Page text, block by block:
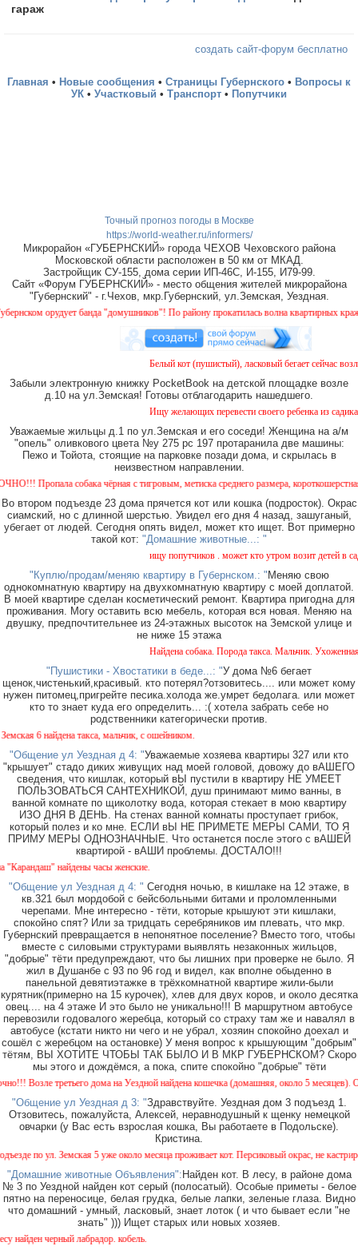
гараж
создать сайт-форум бесплатно
Главная • Новые сообщения • Страницы Губернского • Вопросы к
УК • Участковый • Транспорт • Попутчики
Точный прогноз погоды в Москве
https://world-weather.ru/informers/
Микрорайон «ГУБЕРНСКИЙ» города ЧЕХОВ Чеховского района
Московской области расположен в 50 км от МКАД.
Застройщик СУ-155, дома серии ИП-46С, И-155, И79-99.
Сайт «Форум ГУБЕРНСКИЙ» - место общения жителей микрорайона
"Губернский" - г.Чехов, мкр.Губернский, ул.Земская, Уездная.
орудует банда "домушников"! По району прокатилась волна квартирных краж,
Белый кот (пушистый), ласковый бегает сейчас
Забыли электронную книжку PocketBook на детской площадке возле
д.10 на ул.Земская! Готовы отблагодарить нашедшего.
Ищу желающих перевести своего ребенка из
Уважаемые жильцы д.1 по ул.Земская и его соседи! Женщина на а/м
"опель" оливкового цвета №у 275 рс 197 протаранила две машины:
Пежо и Тойота, стоящие на парковке позади дома, и скрылась в
неизвестном направлении.
собака чёрная с тигровым, метиска среднего размера, короткошерстная.
Во втором подъезде 23 дома прячется кот или кошка (подросток). Окрас
сиамский, но с длинной шерстью. Увидел его дня 4 назад, зашуганый,
убегает от людей. Сегодня опять видел, может кто ищет. Вот примерно
такой кот: "Домашние животные...: "
ищу попутчиков . может кто утром возит детей в
"Куплю/продам/меняю квартиру в Губернском.: " Меняю свою
однокомнатную квартиру на двухкомнатную квартиру с моей доплатой.
В моей квартире сделан косметический ремонт. Квартира пригодна для
проживания. Могу оставить всю мебель, которая вся новая. Меняю на
двушку, предпочтительнее из 24-этажных высоток на Земской улице и
не ниже 15 этажа
Найдена собака. Порода такса. Мальчик. Ухоженная
"Пушистики - Хвостатики в беде...: "У дома №6 бегает
щенок,чистенький,красивый. кто потерял?отзовитесь.... или может кому
нужен питомец,пригрейте песика.холода же.умрет бедолага. или может
кто то знает куда его определить... :( хотела забрать себе но
родственники категорически против.
6 найдена такса, мальчик, с ошейником.
"Общение ул Уездная д 4: "Уважаемые хозяева квартиры 327 или кто
"крышует" стадо диких живущих над моей головой, довожу до вАШЕГО
сведения, что кишлак, который вЫ пустили в квартиру НЕ УМЕЕТ
ПОЛЬЗОВАТЬСЯ САНТЕХНИКОЙ, душ принимают мимо ванны, в
ванной комнате по щиколотку вода, которая стекает в мою квартиру
ИЗО ДНЯ В ДЕНЬ. На стенах ванной комнаты проступает грибок,
который полез и ко мне. ЕСЛИ вЫ НЕ ПРИМЕТЕ МЕРЫ САМИ, ТО Я
ПРИМУ МЕРЫ ОДНОЗНАЧНЫЕ. Что останется после этого с вАШЕЙ
квартирой - вАШИ проблемы. ДОСТАЛО!!!
найдены часы женские.
"Общение ул Уездная д 4: " Сегодня ночью, в кишлаке на 12 этаже, в
кв.321 был мордобой с бейсбольными битами и проломленными
черепами. Мне интересно - тёти, которые крышуют эти кишлаки,
спокойно спят? Или за тридцать серебряников им плевать, что мкр.
Губернский превращается в непонятное поселение? Вместо того, чтобы
вместе с силовыми структурами выявлять незаконных жильцов,
"добрые" тёти предупреждают, что бы лишних при проверке не было. Я
жил в Душанбе с 93 по 96 год и видел, как вполне обыденно в
панельной девятиэтажке в трёхкомнатной квартире жили-были
курятник(примерно на 15 курочек), хлев для двух коров, и около десятка
овец.... на 4 этаже И это было не уникально!!! В маршрутном автобусе
перевозили годовалого жеребца, который со страху там же и навалял в
автобусе (кстати никто ни чего и не убрал, хозяин спокойно доехал и
сошёл с жеребцом на остановке) У меня вопрос к крышующим "добрым"
тётям, ВЫ ХОТИТЕ ЧТОБЫ ТАК БЫЛО И В МКР ГУБЕРНСКОМ? Скоро
мы этого и дождёмся, а пока, спите спокойно "добрые" тёти
третьего дома на Уездной найдена кошечка (домашняя, около 5 месяцев).
"Общение ул Уездная д 3: "Здравствуйте. Уездная дом 3 подъезд 1.
Отзовитесь, пожалуйста, Алексей, неравнодушный к щенку немецкой
овчарки (у Вас есть взрослая кошка, Вы работаете в Подольске).
Кристина.
по ул. Земская 5 уже около месяца проживает кот. Персиковый окрас, не
"Домашние животные Объявления": Найден кот. В лесу, в районе дома
№ 3 по Уездной найден кот серый (полосатый). Особые приметы - белое
пятно на переносице, белая грудка, белые лапки, зеленые глаза. Видно
что домашний - умный, ласковый, знает лоток ( и что бывает если "не
знать" ))) Ищет старых или новых хозяев.
черный лабрадор. кобель.